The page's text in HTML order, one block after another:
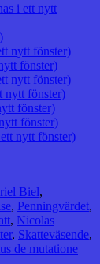
i ett nytt
nytt fönster)
fönster)
nytt fönster)
nytt fönster)
fönster)
fönster)
nytt fönster)
Biel,
, Penningvärdet,
, Nicolas
, Skatteväsende,
de mutatione